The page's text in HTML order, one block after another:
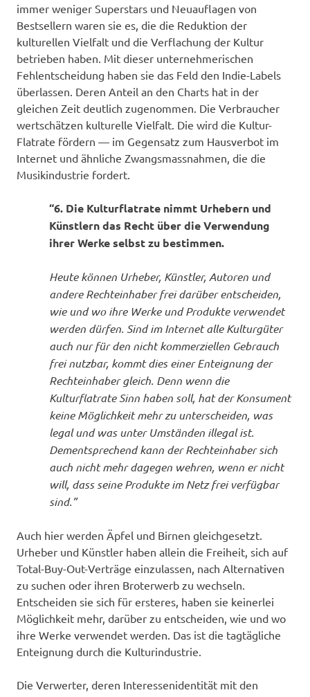
immer weniger Superstars und Neuauflagen von
Bestsellern waren sie es, die die Reduktion der
kulturellen Vielfalt und die Verflachung der Kultur
betrieben haben. Mit dieser unternehmerischen
Fehlentscheidung haben sie das Feld den Indie-Labels
überlassen. Deren Anteil an den Charts hat in der
gleichen Zeit deutlich zugenommen. Die Verbraucher
wertschätzen kulturelle Vielfalt. Die wird die Kultur-
Flatrate fördern — im Gegensatz zum Hausverbot im
Internet und ähnliche Zwangsmassnahmen, die die
Musikindustrie fordert.
“6. Die Kulturflatrate nimmt Urhebern und
Künstlern das Recht über die Verwendung
ihrer Werke selbst zu bestimmen.
Heute können Urheber, Künstler, Autoren und
andere Rechteinhaber frei darüber entscheiden,
wie und wo ihre Werke und Produkte verwendet
werden dürfen. Sind im Internet alle Kulturgüter
auch nur für den nicht kommerziellen Gebrauch
frei nutzbar, kommt dies einer Enteignung der
Rechteinhaber gleich. Denn wenn die
Kulturflatrate Sinn haben soll, hat der Konsument
keine Möglichkeit mehr zu unterscheiden, was
legal und was unter Umständen illegal ist.
Dementsprechend kann der Rechteinhaber sich
auch nicht mehr dagegen wehren, wenn er nicht
will, dass seine Produkte im Netz frei verfügbar
sind.”
Auch hier werden Äpfel und Birnen gleichgesetzt.
Urheber und Künstler haben allein die Freiheit, sich auf
Total-Buy-Out-Verträge einzulassen, nach Alternativen
zu suchen oder ihren Broterwerb zu wechseln.
Entscheiden sie sich für ersteres, haben sie keinerlei
Möglichkeit mehr, darüber zu entscheiden, wie und wo
ihre Werke verwendet werden. Das ist die tagtägliche
Enteignung durch die Kulturindustrie.
Die Verwerter, deren Interessenidentität mit den